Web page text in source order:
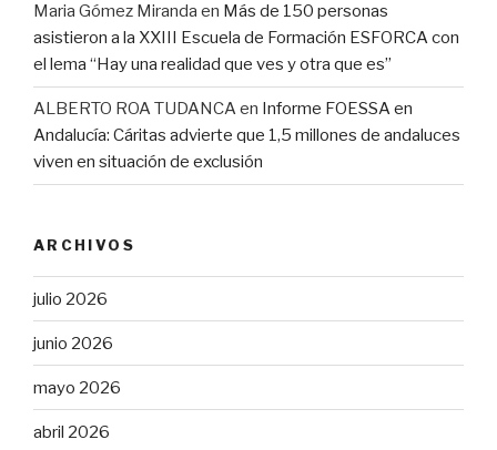
Maria Gómez Miranda en Más de 150 personas
asistieron a la XXIII Escuela de Formación ESFORCA con
el lema “Hay una realidad que ves y otra que es”
ALBERTO ROA TUDANCAen Informe FOESSA en
Andalucía: Cáritas advierte que 1,5 millones de andaluces
viven en situación de exclusión
ARCHIVOS
julio 2026
junio 2026
mayo 2026
abril 2026